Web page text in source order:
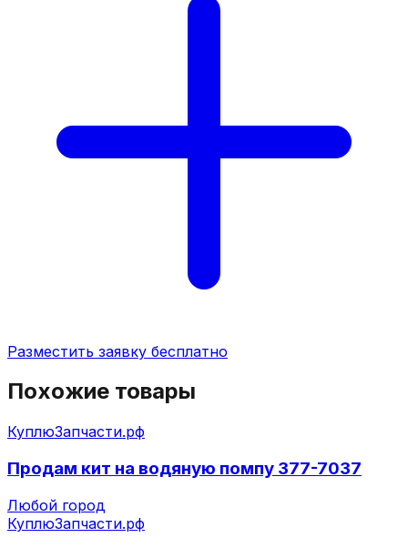
Разместить заявку бесплатно
Похожие товары
КуплюЗапчасти.рф
Продам кит на водяную помпу 377-7037
Любой город
КуплюЗапчасти.рф